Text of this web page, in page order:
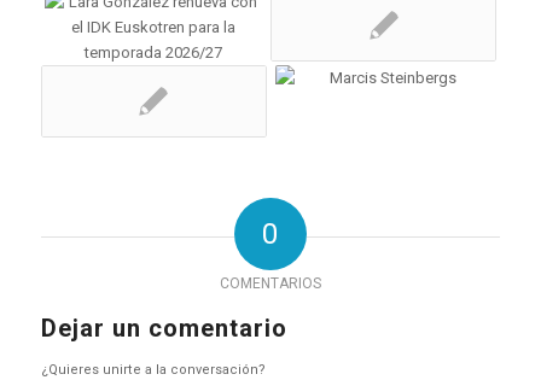
0
COMENTARIOS
Dejar un comentario
¿Quieres unirte a la conversación?